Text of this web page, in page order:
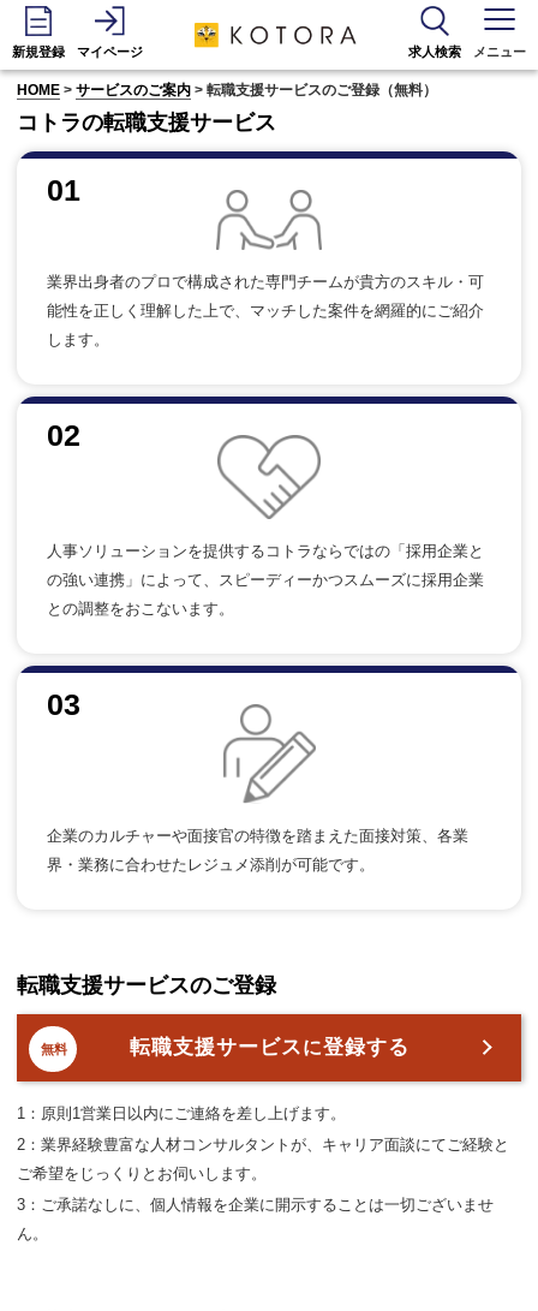
新規登録 マイページ 求人検索 メニュー
HOME >サービスのご案内 > 転職支援サービスのご登録（無料）
コトラの転職支援サービス
01
業界出身者のプロで構成された専門チームが貴方のスキル・可
能性を正しく理解した上で、マッチした案件を網羅的にご紹介
します。
02
人事ソリューションを提供するコトラならではの「採用企業と
の強い連携」によって、スピーディーかつスムーズに採用企業
との調整をおこないます。
03
企業のカルチャーや面接官の特徴を踏まえた面接対策、各業
界・業務に合わせたレジュメ添削が可能です。
転職支援サービスのご登録
無料 転職支援サービスに登録する
1：原則1営業日以内にご連絡を差し上げます。
2：業界経験豊富な人材コンサルタントが、キャリア面談にてご経験と
ご希望をじっくりとお伺いします。
3：ご承諾なしに、個人情報を企業に開示することは一切ございませ
ん。